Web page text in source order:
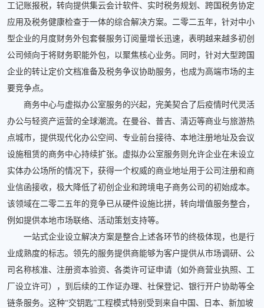
工记账报税，转向提供集云会计软件、实时税务规划、跨国税务协定
应用及税务健康检查于一体的综合解决方案。二零二五年，针对中小
型企业的月度财务外包套餐服务订阅量增长迅速，表明越来越多初创
公司倾向于将财务职能外包，以聚焦核心业务。同时，针对大型跨国
企业的转让定价文档准备及税务争议协助服务，也成为高端市场的主
要竞争点。
商务中心与虚拟办公室服务的兴起，完美契合了后疫情时代灵活
办公与轻资产运营的全球潮流。在曼谷、普吉、清迈等商业与旅游热
点城市，提供现代化办公空间、专业前台接待、本地注册地址及会议
设施租赁的商务中心持续扩张。虚拟办公室服务则允许企业在未设立
实体办公场所的情况下，获得一个权威的商业地址用于公司注册和商
业信函接收，极大降低了初创企业和跨境电子商务公司的初始成本。
该领域在二零二五年的竞争已从硬件设施比拼，转向增值服务整合，
例如提供本地市场联络、活动策划支持等。
一站式企业设立解决方案是整合上述各环节的终极体现，也是行
业成熟度的标志。领先的服务提供商能够为客户提供从市场调研、公
司名称核准、注册资本验资、各类许可证申请（如外商营业执照、工
厂设立许可），到后续的工作证办理、社保登记、银行开户协助等全
链条服务。这种“交钥匙”工程模式特别受到来自中国、日本、新加坡